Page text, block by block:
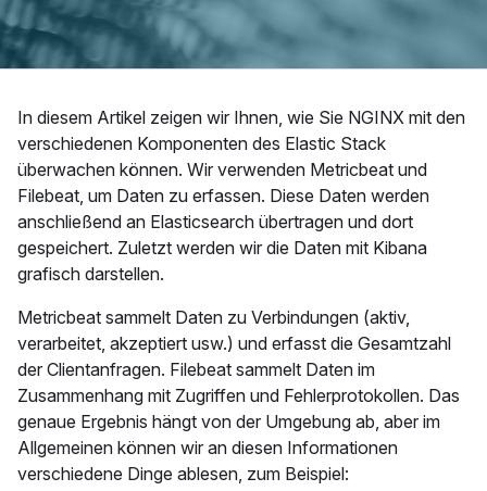
In diesem Artikel zeigen wir Ihnen, wie Sie NGINX mit den
verschiedenen Komponenten des Elastic Stack
überwachen können. Wir verwenden Metricbeat und
Filebeat, um Daten zu erfassen. Diese Daten werden
anschließend an Elasticsearch übertragen und dort
gespeichert. Zuletzt werden wir die Daten mit Kibana
grafisch darstellen.
Metricbeat sammelt Daten zu Verbindungen (aktiv,
verarbeitet, akzeptiert usw.) und erfasst die Gesamtzahl
der Clientanfragen. Filebeat sammelt Daten im
Zusammenhang mit Zugriffen und Fehlerprotokollen. Das
genaue Ergebnis hängt von der Umgebung ab, aber im
Allgemeinen können wir an diesen Informationen
verschiedene Dinge ablesen, zum Beispiel: